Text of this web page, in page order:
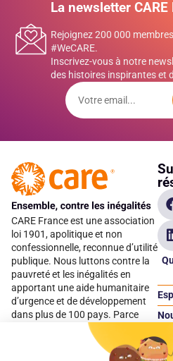
La newsletter CARE
Rejoignez 200 000
#WeCARE.
Inscrivez-vous à notre
des histoires inspirantes et
CARE France est une association
loi 1901, apolitique et non
confessionnelle, reconnue d’utilité
publique. Nous luttons contre la
pauvreté et les inégalités en
apportant une aide humanitaire
d’urgence et de développement
dans plus de 100 pays. Parce
qu’elles sont les premières
victimes des inégalités, CARE met
les femmes et les filles au cœur